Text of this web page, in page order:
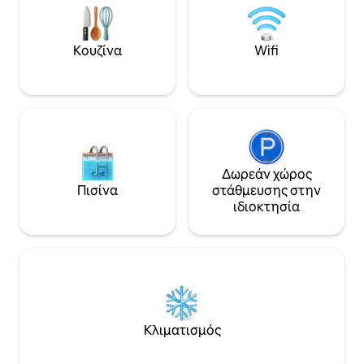
της Ρώμης/Condesa, δύο ζωντανές
γειτονιές στην Πόλη του Μεξικού, αυτή
η περιοχή μαγεύει με τη μποέμικη
γοητεία και την καλλιτεχνική της
τέχνης
τηλεόραση για
σειρές και τις
είναι πλήρης και
χρειάζεστε. Το
Κουζίνα Wifi
Πισίνα
Δωρεάν χώρος
στάθμευσης στην
ιδιοκτησία
Κλιματισμός